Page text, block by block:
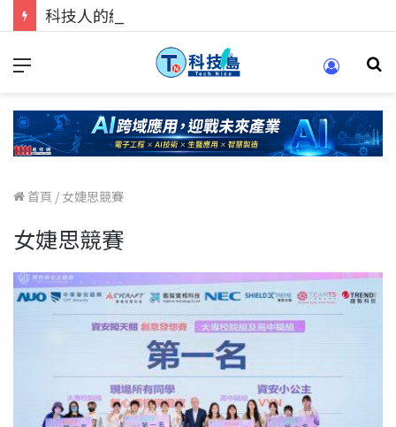
首頁 / 女婕思競賽
女婕思競賽